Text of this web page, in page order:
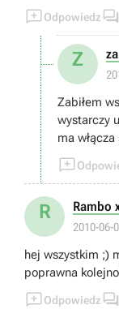
Odpowiedz 
Z
Zabiłem
wystarczy
ma

R Rambo
2010-06-
hej wszystkim ;)
poprawna
Odpowiedz 